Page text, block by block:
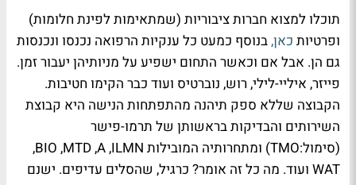
תוכלו למצוא חברות ציבוריות (שמתאימות לפינת חלומות)
ופרטיות כאן,בנוסף כמעט כל ענקיות הרפואה נכנסו ונכנסות
גם הן. אבל אם וכאשר התחום ישפיע על מניותיהן יעבור זמן.
פייזר, איליי-לילי, רוש, נוברטיס ועוד כבר הקימו חטיבות.
הקבוצה שללא ספק תיהנה מהתפתחות הנישה היא קבוצת
השירותים והבדיקות בראשותן של תרמו-פישר
(סימול:TMO) ומתחרותיה המובילות ILMN
,
A
,
MTD
,
BIO
,
WAT ועוד. מה כל זה אומר? כרגיל, שהסלים עדיפים. ישנם